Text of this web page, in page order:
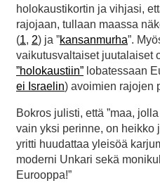
holokaustikortin ja vihjasi,
rajojaan, tullaan maassa
(1, 2) ja ”kansanmurha”.
vaikutusvaltaiset juutalaiset
”holokaustiin” lobatessaan
ei Israelin) avoimien rajojen
Bokros julisti, että ”maa,
vain yksi perinne, on heikko
yritti huudattaa yleisöä
moderni Unkari sekä
Eurooppa!”